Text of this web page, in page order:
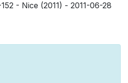
- Nice (2011) - 2011-06-28